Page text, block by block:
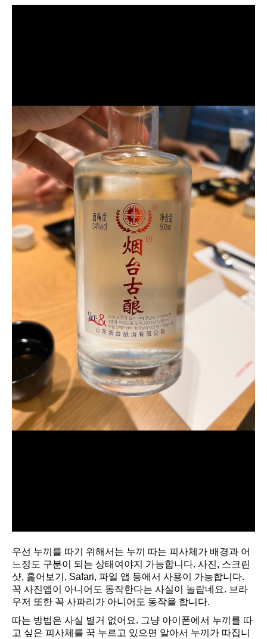
우선 누끼를 따기 위해서는 누끼 따는 피사체가 배경과 어
느정도 구분이 되는 상태여야지 가능합니다. 사진, 스크린
샷, 훑어보기, Safari, 파일 앱 등에서 사용이 가능합니다.
꼭 사진앱이 아니어도 동작한다는 사실이 놀랍네요. 브라
우저 또한 꼭 사파리가 아니어도 동작을 합니다.
따는 방법은 사실 별거 없어요. 그냥 아이폰에서 누끼를 따
고 싶은 피사체를 꾹 누르고 있으면 알아서 누끼가 따집니